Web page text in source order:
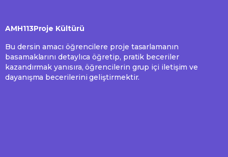
AMH113Proje Kültürü
Bu dersin amacı öğrencilere proje tasarlamanın
basamaklarını detaylıca öğretip, pratik beceriler
kazandırmak yanısıra, öğrencilerin grup içi iletişim ve
dayanışma becerilerini geliştirmektir.